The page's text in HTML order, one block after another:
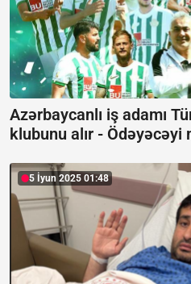
Azərbaycanlı iş adamı
klubunu alır - Ödəyəcəyi
5 İyun 2025 01:48